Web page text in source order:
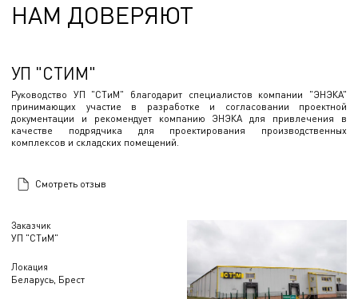
НАМ ДОВЕРЯЮТ
Заказчик
УП "СТиМ"
Локация
Беларусь, Брест
УП "СТИМ"
Руководство УП "СТиМ" благодарит специалистов компании "ЭНЭКА"
принимающих участие в разработке и согласовании проектной
документации и рекомендует компанию ЭНЭКА для привлечения в
качестве подрядчика для проектирования производственных
комплексов и складских помещений.
Смотреть отзыв